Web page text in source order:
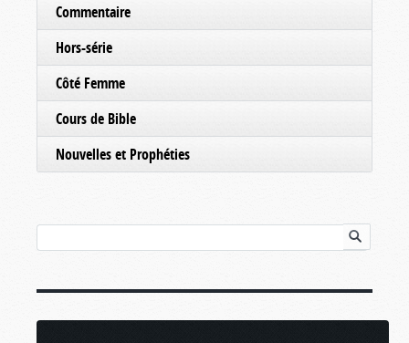
Commentaire
Hors-série
Côté Femme
Cours de Bible
Nouvelles et Prophéties